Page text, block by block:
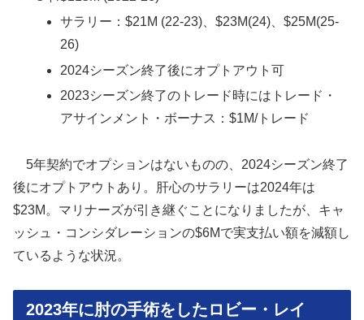
サラリー：$21M (22-23)、$23M(24)、$25M(25-
26)
2024シーズン終了後にオプトアウト可
2023シーズン終了のトレード時にはトレード・
アサインメント・ボーナス：$1M/トレード
5年契約でオプションはないものの、2024シーズン終了
後にオプトアウトあり。肝心のサラリーは2024年は
$23M。マリナーズが引き継ぐことになりましたが、キャ
ッシュ・コンシダレーションの$6Mで実支払い額を減額し
ているような状況。
2023年に肘の手術をしたロビー・レイ